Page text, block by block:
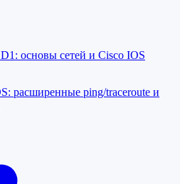
основы сетей и Cisco IOS
расширенные ping/traceroute и